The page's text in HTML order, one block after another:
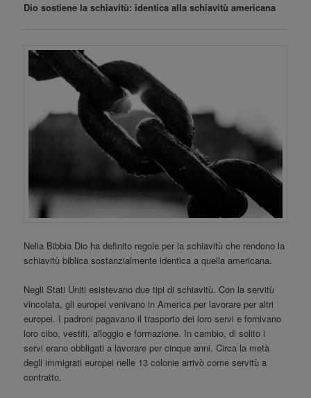
Dio sostiene la schiavitù: identica alla schiavitù americana
Nella Bibbia Dio ha definito regole per la schiavitù che rendono la
schiavitù biblica sostanzialmente identica a quella americana.
Negli Stati Uniti esistevano due tipi di schiavitù. Con la servitù
vincolata, gli europei venivano in America per lavorare per altri
europei. I padroni pagavano il trasporto dei loro servi e fornivano
loro cibo, vestiti, alloggio e formazione. In cambio, di solito i
servi erano obbligati a lavorare per cinque anni. Circa la metà
degli immigrati europei nelle 13 colonie arrivò come servitù a
contratto.